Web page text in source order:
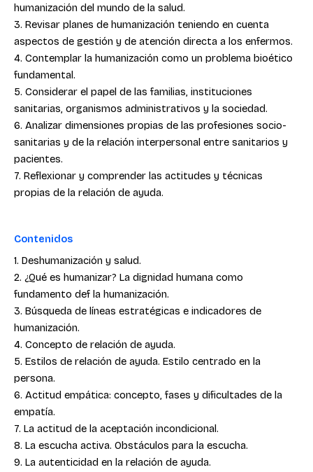
humanización del mundo de la salud.
3. Revisar planes de humanización teniendo en cuenta
aspectos de gestión y de atención directa a los enfermos.
4. Contemplar la humanización como un problema bioético
fundamental.
5. Considerar el papel de las familias, instituciones
sanitarias, organismos administrativos y la sociedad.
6. Analizar dimensiones propias de las profesiones socio-
sanitarias y de la relación interpersonal entre sanitarios y
pacientes.
7. Reflexionar y comprender las actitudes y técnicas
propias de la relación de ayuda.
Contenidos
1. Deshumanización y salud.
2. ¿Qué es humanizar? La dignidad humana como
fundamento def la humanización.
3. Búsqueda de líneas estratégicas e indicadores de
humanización.
4. Concepto de relación de ayuda.
5. Estilos de relación de ayuda. Estilo centrado en la
persona.
6. Actitud empática: concepto, fases y dificultades de la
empatía.
7. La actitud de la aceptación incondicional.
8. La escucha activa. Obstáculos para la escucha.
9. La autenticidad en la relación de ayuda.